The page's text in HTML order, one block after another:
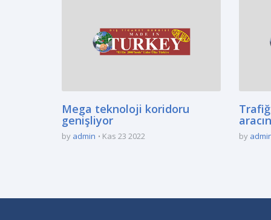
Mega teknoloji koridoru
genişliyor
by admin Kas 23 2022 by